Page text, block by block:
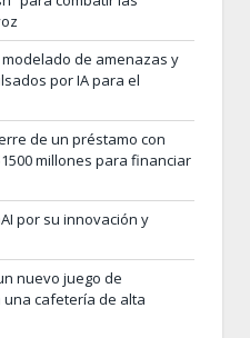
de amenazas y
por IA para el
de un préstamo con
millones para financiar
por su innovación y
nuevo juego de
cafetería de alta